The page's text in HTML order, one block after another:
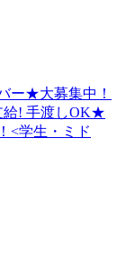
ー★大募集中！
給! 手渡しOK★
<学生・ミド